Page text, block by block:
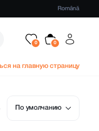
Română
на главную страницу
По умолчанию